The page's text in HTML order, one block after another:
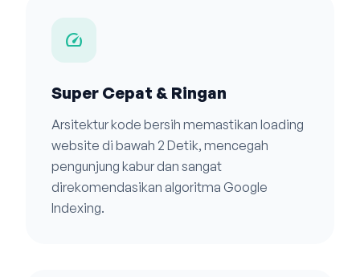
speed
Super Cepat & Ringan
Arsitektur kode bersih memastikan loading
website di bawah 2 Detik, mencegah
pengunjung kabur dan sangat
direkomendasikan algoritma Google
Indexing.